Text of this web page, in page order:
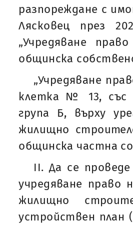
разпореждане с
Лясковец през
„Учредяване
общинска
„Учредяване
клетка № 13, със
група Б, върху
жилищно
общинска частна
ІІ. Да се
учредяване право
жилищно
устройствен план